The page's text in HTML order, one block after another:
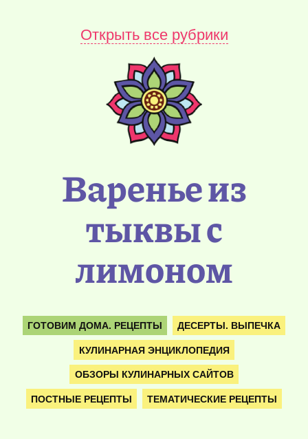
Открыть все рубрики
Варенье из
тыквы с
лимоном
ГОТОВИМ ДОМА. РЕЦЕПТЫ ДЕСЕРТЫ. ВЫПЕЧКА
КУЛИНАРНАЯ ЭНЦИКЛОПЕДИЯ
ОБЗОРЫ КУЛИНАРНЫХ САЙТОВ
ПОСТНЫЕ РЕЦЕПТЫ ТЕМАТИЧЕСКИЕ РЕЦЕПТЫ